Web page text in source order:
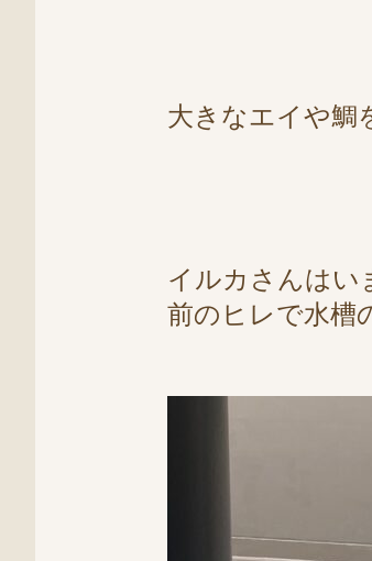
大きなエイや鯛
イルカさんはい
前のヒレで水槽